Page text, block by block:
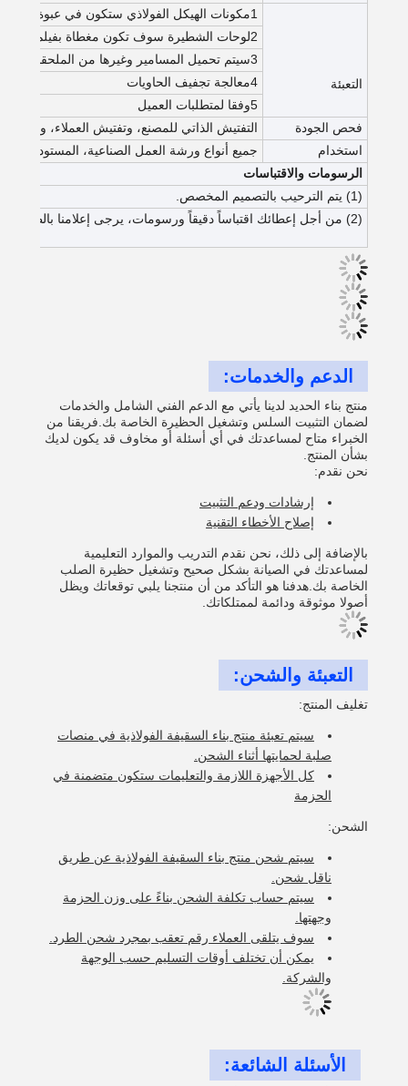
التعبئة
1مكونات الهيكل الفولاذي ستكون في عبوة عارية مع حماية مناسبة.
2لوحات الشطيرة سوف تكون مغطاة بفيلم بلاستيكي
3سيتم تحميل المسامير وغيرها من الملحقات في صناديق خشبية.
4معالجة تجفيف الحاويات
5وفقا لمتطلبات العميل
فحص الجودة
التفتيش الذاتي للمصنع، وتفتيش العملاء،
استخدام
جميع أنواع ورشة العمل الصناعية، المستودع،
الرسومات والاقتباسات
(1) يتم الترحيب بالتصميم المخصص.
(2) من أجل إعطائك اقتباساً دقيقاً ورسومات، يرجى إعلامنا بالطول والعرض وارتفاع السقف والطقس المحلي.
الدعم والخدمات:
منتج بناء الحديد لدينا يأتي مع الدعم الفني الشامل والخدمات
لضمان التثبيت السلس وتشغيل الحظيرة الخاصة بك.فريقنا من
الخبراء متاح لمساعدتك في أي أسئلة أو مخاوف قد يكون لديك
بشأن المنتج.
نحن نقدم:
إرشادات ودعم التثبيت
إصلاح الأخطاء التقنية
بالإضافة إلى ذلك، نحن نقدم التدريب والموارد التعليمية
لمساعدتك في الصيانة بشكل صحيح وتشغيل حظيرة الصلب
الخاصة بك.هدفنا هو التأكد من أن منتجنا يلبي توقعاتك ويظل
أصولا موثوقة ودائمة لممتلكاتك.
التعبئة والشحن:
تغليف المنتج:
سيتم تعبئة منتج بناء السقيفة الفولاذية في منصات
صلبة لحمايتها أثناء الشحن.
كل الأجهزة اللازمة والتعليمات ستكون متضمنة في
الحزمة
الشحن:
سيتم شحن منتج بناء السقيفة الفولاذية عن طريق
ناقل شحن.
سيتم حساب تكلفة الشحن بناءً على وزن الحزمة
وجهتها.
سوف يتلقى العملاء رقم تعقب بمجرد شحن الطرد.
يمكن أن تختلف أوقات التسليم حسب الوجهة
والشركة.
الأسئلة الشائعة: